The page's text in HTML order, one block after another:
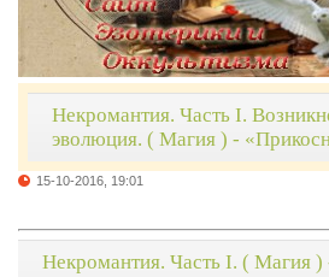
Некромантия. Часть I.
эволюция. ( Магия ) -
15-10-2016, 19:01
Некромантия. Часть I. ( Магия )